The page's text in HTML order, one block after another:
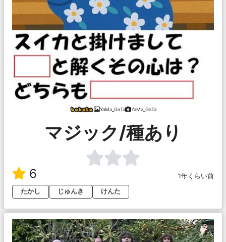
YaMa_GaTa YaMa_GaTa
マジック/種あり
6
1年くらい前
たかし
じゅんき けんた